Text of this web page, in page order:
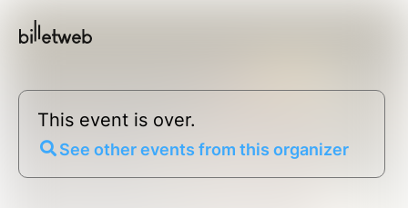
This event is over.
See other events from this organizer